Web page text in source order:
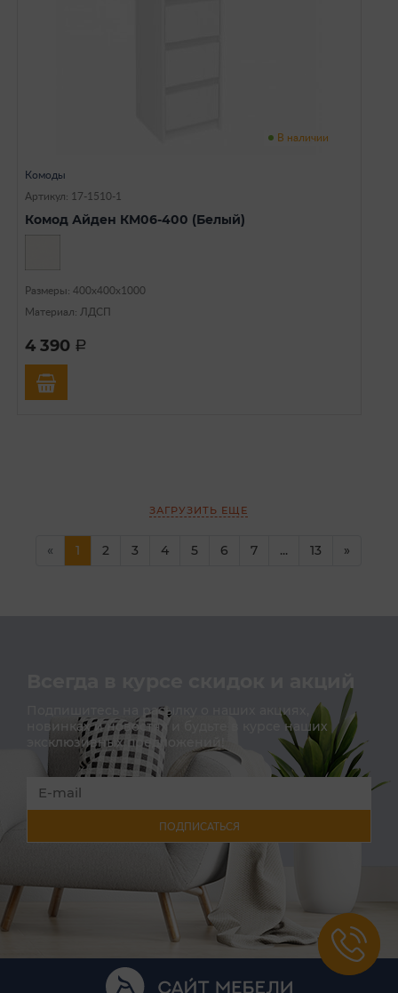
В наличии
Комоды
Артикул: 17-1510-1
Комод Айден КМ06-400 (Белый)
Размеры: 400х400х1000
Материал: ЛДСП
4 390 a
ЗАГРУЗИТЬ ЕЩЕ
« 1(current)
2 3 4 5 6 7 ... (current)
13 »
Всегда в курсе скидок и акций
Подпишитесь на расылку о наших акциях,
новинках и новостях и будьте в курсе наших
эксклюзивных предложений!
ПОДПИСАТЬСЯ